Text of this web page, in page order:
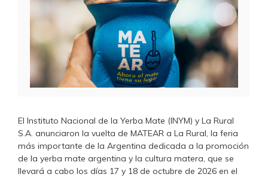
El Instituto Nacional de la Yerba Mate (INYM) y La Rural
S.A. anunciaron la vuelta de MATEAR a La Rural, la feria
más importante de la Argentina dedicada a la promoción
de la yerba mate argentina y la cultura matera, que se
llevará a cabo los días 17 y 18 de octubre de 2026 en el